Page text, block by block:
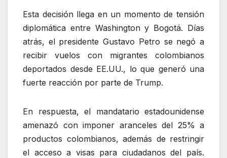
Esta decisión llega en un momento de tensión
diplomática entre Washington y Bogotá. Días
atrás, el presidente Gustavo Petro se negó a
recibir vuelos con migrantes colombianos
deportados desde EE.UU., lo que generó una
fuerte reacción por parte de Trump.
En respuesta, el mandatario estadounidense
amenazó con imponer aranceles del 25% a
productos colombianos, además de restringir
el acceso a visas para ciudadanos del país.